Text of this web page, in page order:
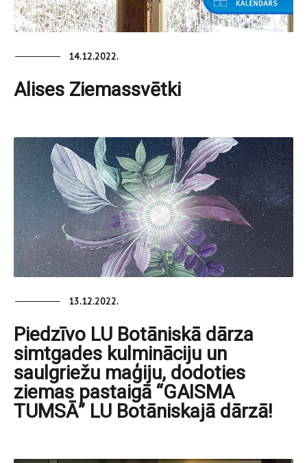
14.12.2022.
Alises Ziemassvētki
13.12.2022.
Piedzīvo LU Botāniskā dārza
simtgades kulmināciju un
saulgriežu maģiju, dodoties
ziemas pastaigā “GAISMA
TUMSĀ” LU Botāniskajā dārzā!